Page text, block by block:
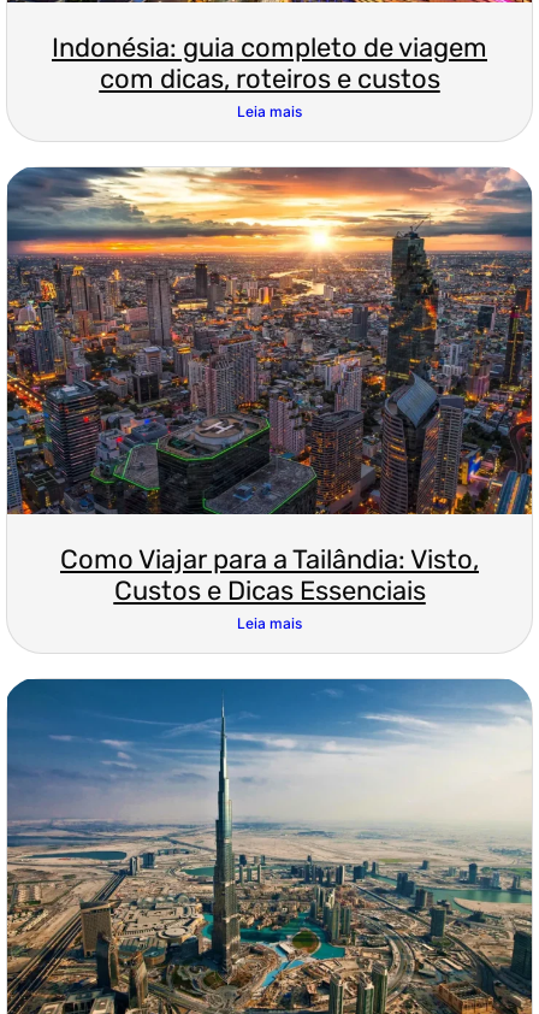
Indonésia: guia completo de viagem
com dicas, roteiros e custos
Leia mais
Como Viajar para a Tailândia: Visto,
Custos e Dicas Essenciais
Leia mais